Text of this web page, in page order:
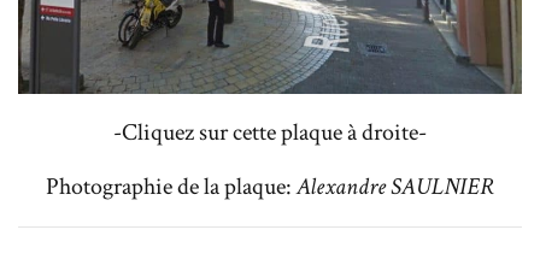
-Cliquez sur cette plaque à droite-
Photographie de la plaque:Alexandre SAULNIER